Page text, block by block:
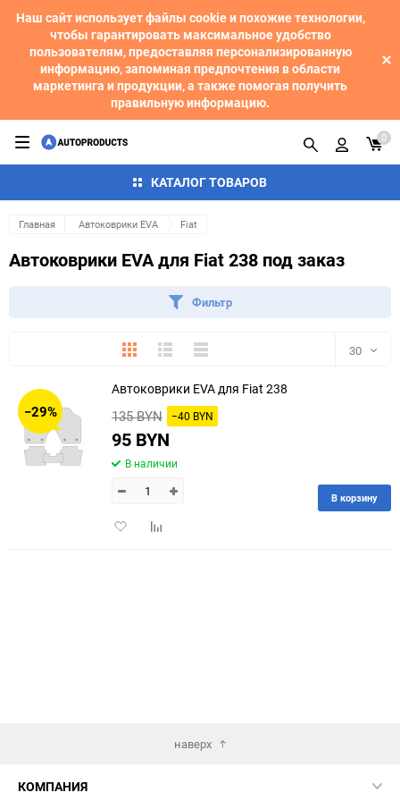
Наш сайт использует файлы cookie и похожие технологии,
чтобы гарантировать максимальное удобство
пользователям, предоставляя персонализированную
информацию, запоминая предпочтения в области
маркетинга и продукции, а также помогая получить
правильную информацию.
КАТАЛОГ ТОВАРОВ
0
Главная Автоковрики EVA Fiat
Автоковрики EVA для Fiat 238 под заказ
Фильтр
ПлиткаПодробноКомпактно 30
150
−29%
Автоковрики EVA для Fiat 238
135 BYN −40 BYN
95 BYN
В наличии
ДобавитьДобавить
В корзину
наверх
КОМПАНИЯ